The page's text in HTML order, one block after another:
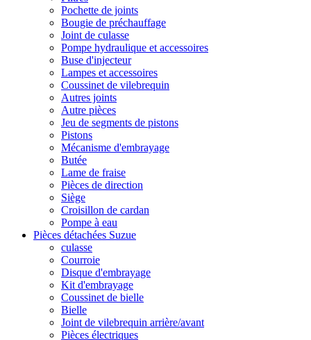
Pochette de joints
Bougie de préchauffage
Joint de culasse
Pompe hydraulique et accessoires
Buse d'injecteur
Lampes et accessoires
Coussinet de vilebrequin
Autres joints
Autre pièces
Jeu de segments de pistons
Pistons
Mécanisme d'embrayage
Butée
Lame de fraise
Pièces de direction
Siège
Croisillon de cardan
Pompe à eau
Pièces détachées Suzue
culasse
Courroie
Disque d'embrayage
Kit d'embrayage
Coussinet de bielle
Bielle
Joint de vilebrequin arrière/avant
Pièces électriques